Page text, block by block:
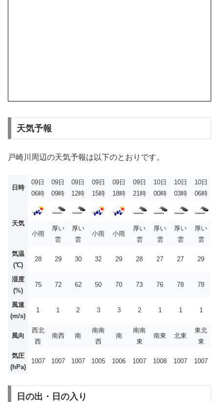
天気予報
戸崎川周辺の天気予報は以下のとおりです。
日時
09日
06時
09日
09時
09日
12時
09日
15時
09日
18時
09日
21時
10日
00時
10日
03時
10日
06時
天気
小雨
厚い
雲
厚い
雲
小雨 小雨
厚い
雲
厚い
雲
厚い
雲
厚い
雲
気温
(℃)
28 29 30 32 29 28 27 27 29
湿度
(%)
75 72 62 50 70 73 76 78 78
風速
(m/s)
1 1 2 3 3 2 1 1 1
風向
西北
西
南西 南
南南
西
南
南南
東
南東 北東
東北
東
気圧
(hPa)
1007 1007 1007 1005 1006 1007 1008 1007 1007
日の出・日の入り